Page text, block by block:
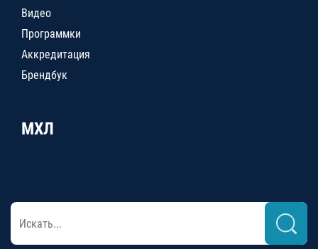
Видео
Программки
Аккредитация
Брендбук
МХЛ